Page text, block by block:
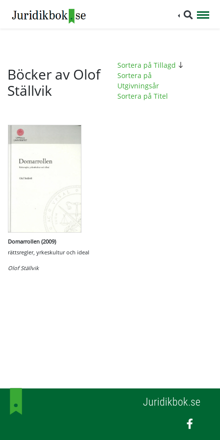
Böcker av Olof
Ställvik
Sortera på Tillagd
Sortera på
Utgivningsår
Sortera på Titel
Domarrollen (2009)
rättsregler, yrkeskultur och ideal
Olof Ställvik
Juridikbok.se